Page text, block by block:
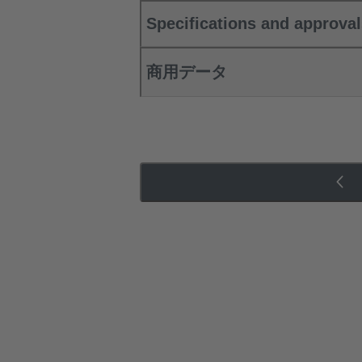
Specifications and
商用データ